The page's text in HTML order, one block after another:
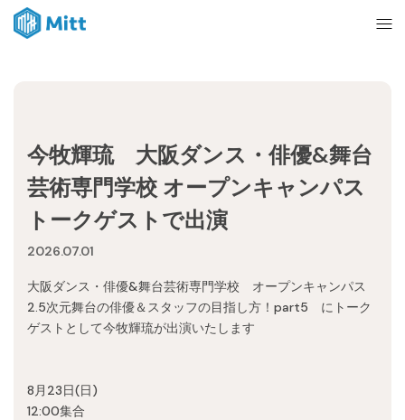
News
About
Ticket
今牧輝琉 大阪ダンス・俳優&舞台
芸術専門学校 オープンキャンパス
トークゲストで出演
2026.07.01
大阪ダンス・俳優&舞台芸術専門学校 オープンキャンパス
2.5次元舞台の俳優＆スタッフの目指し方！part5 にトーク
ゲストとして今牧輝琉が出演いたします
8月23日(日)
12:00集合